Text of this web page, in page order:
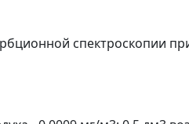
спектроскопии